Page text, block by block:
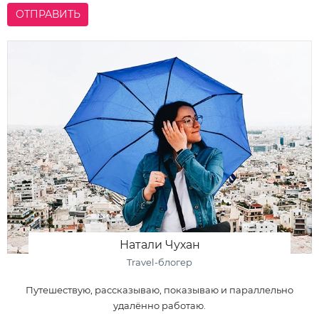
ОТПРАВИТЬ
Натали Чухан
Travel-блогер
Путешествую, рассказываю, показываю и параллельно
удалённо работаю.